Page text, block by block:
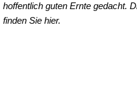
hoffentlich guten Ernte gedacht.
finden Sie hier.